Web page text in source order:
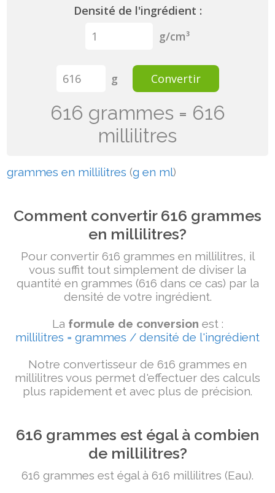
Densité de l'ingrédient :
g/cm³
g Convertir
616 grammes = 616
millilitres
grammes en millilitres (g en ml)
Comment convertir 616 grammes
en millilitres?
Pour convertir 616 grammes en millilitres, il
vous suffit tout simplement de diviser la
quantité en grammes (616 dans ce cas) par la
densité de votre ingrédient.
La formule de conversion est :
millilitres = grammes / densité de l'ingrédient
Notre convertisseur de 616 grammes en
millilitres vous permet d'effectuer des calculs
plus rapidement et avec plus de précision.
616 grammes est égal à combien
de millilitres?
616 grammes est égal à 616 millilitres (Eau).